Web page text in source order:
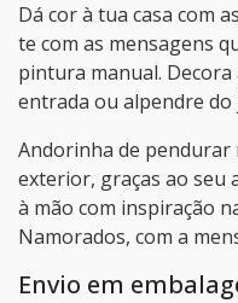
Dá cor à tua casa com
te com as mensagens
pintura manual. Decora
entrada ou alpendre do
Andorinha de
exterior, graças ao seu
à mão com inspiração
Namorados, com a
Envio em